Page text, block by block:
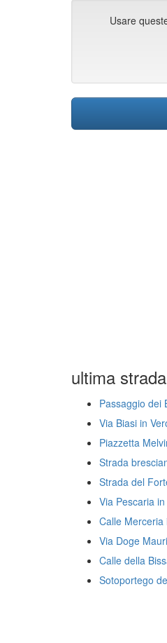
Usare
ultima strada
Passaggio dei
Via Biasi in
Piazzetta
Strada
Strada del
Via Pescaria
Calle Merceria
Via Doge
Calle della
Sotoportego